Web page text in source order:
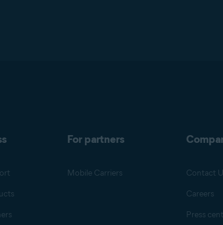
For partners
Mobile Carriers Contact
Careers
Press